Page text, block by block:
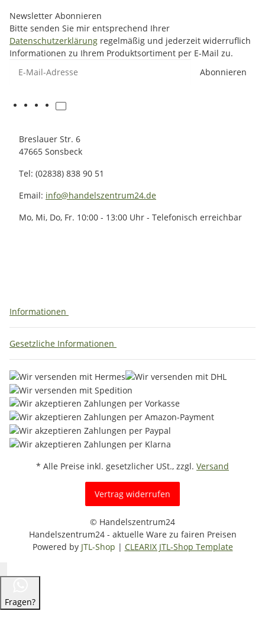
Newsletter Abonnieren
Bitte senden Sie mir entsprechend Ihrer
Datenschutzerklärung regelmäßig und jederzeit widerruflich
Informationen zu Ihrem Produktsortiment per E-Mail zu.
Abonnieren
Breslauer Str. 6
47665 Sonsbeck
Tel: (02838) 838 90 51
Email: info@handelszentrum24.de
Mo, Mi, Do, Fr. 10:00 - 13:00 Uhr - Telefonisch erreichbar
Informationen
Gesetzliche Informationen
* Alle Preise inkl. gesetzlicher USt., zzgl. Versand
Vertrag widerrufen
© Handelszentrum24
Handelszentrum24 - aktuelle Ware zu fairen Preisen
Powered by JTL-Shop | CLEARIX JTL-Shop Template
Fragen?